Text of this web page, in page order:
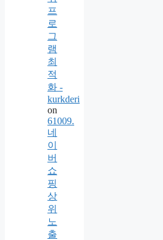
프
로
그
램
최
적
화 -
kurkderi
on
61009.
네
이
버
쇼
핑
상
위
노
출